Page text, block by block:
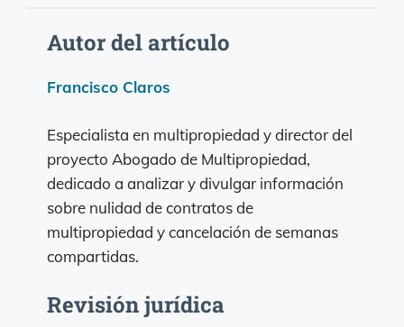
Autor del artículo
Francisco Claros
Especialista en multipropiedad y director del
proyecto Abogado de Multipropiedad,
dedicado a analizar y divulgar información
sobre nulidad de contratos de
multipropiedad y cancelación de semanas
compartidas.
Revisión jurídica